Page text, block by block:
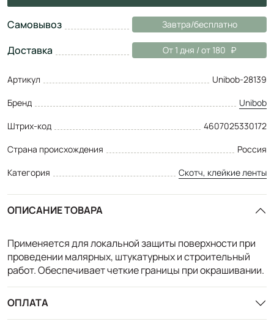
Самовывоз Завтра/бесплатно
Доставка От 1 дня / от 180
Артикул
Unibob-28139
Бренд
Unibob
Штрих-код
4607025330172
Страна происхождения
Россия
Категория
Скотч, клейкие ленты
ОПИСАНИЕ ТОВАРА
Применяется для локальной защиты поверхности при
проведении малярных, штукатурных и строительный
работ. Обеспечивает четкие границы при окрашивании.
ОПЛАТА